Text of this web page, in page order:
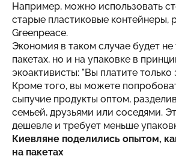
Например, можно использовать
старые пластиковые контейнеры,
Greenpeace.
Экономия в таком случае будет не
пакетах, но и на упаковке в
экоактивисты: "Вы платите только
Кроме того, вы можете
сыпучие продукты оптом,
семьей, друзьями или соседями.
дешевле и требует меньше
Киевляне поделились опытом,
на пакетах